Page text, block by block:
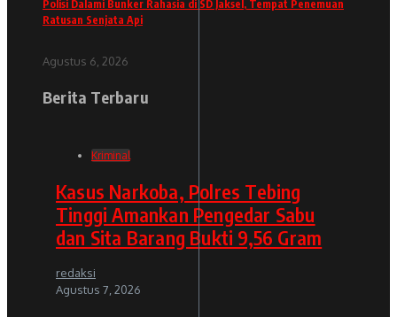
Polisi Dalami Bunker Rahasia di SD Jaksel, Tempat Penemuan
Ratusan Senjata Api
Agustus 6, 2026
Berita Terbaru
Kriminal
Kasus Narkoba, Polres Tebing
Tinggi Amankan Pengedar Sabu
dan Sita Barang Bukti 9,56 Gram
redaksi
Agustus 7, 2026